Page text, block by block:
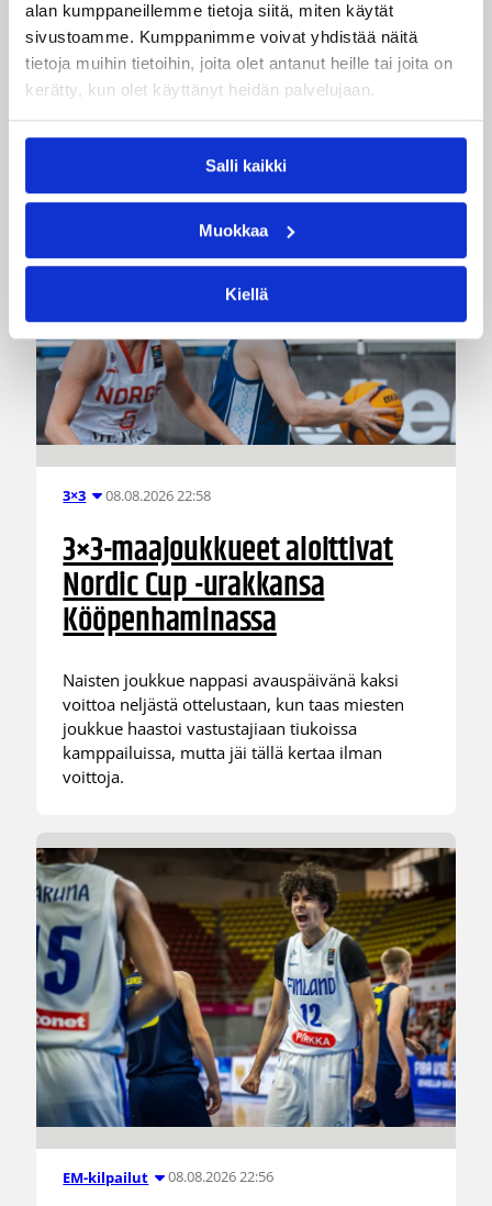
alan kumppaneillemme tietoja siitä, miten käytät
sivustoamme. Kumppanimme voivat yhdistää näitä
tietoja muihin tietoihin, joita olet antanut heille tai joita on
kerätty, kun olet käyttänyt heidän palvelujaan.
Salli kaikki
Muokkaa
Kiellä
Korisliiga Pääjuttu Sarjat
3×3 08.08.2026 22:58
3×3-maajoukkueet aloittivat
Nordic Cup -urakkansa
Kööpenhaminassa
Naisten joukkue nappasi avauspäivänä kaksi
voittoa neljästä ottelustaan, kun taas miesten
joukkue haastoi vastustajiaan tiukoissa
kamppailuissa, mutta jäi tällä kertaa ilman
voittoja.
EM-kilpailut 08.08.2026 22:56